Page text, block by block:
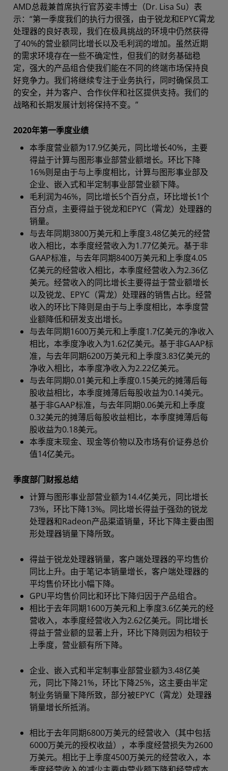
AMD总裁兼首席执行官苏姿丰博士（Dr. Lisa Su）表
示：“第一季度我们的执行力很强，由于锐龙和EPYC霄龙
处理器的良好表现，我们在极具挑战的环境中仍然获得
了40%的营业额同比增长以及毛利润的增加。虽然近期
的需求环境存在一些不确定性，但我们的财务基础稳
定，强大的产品组合使我们能在不同的终端市场保持良
好竞争力。我们将继续专注于业务执行，同时确保员工
的安全，并为客户、合作伙伴和社区提供支持。我们的
战略和长期发展计划将保持不变。”
2020年第一季度业绩
本季度营业额为17.9亿美元，同比增长40%，主要
得益于计算与图形事业部营业额增长。环比下降
16%则是由于与上季度相比，计算与图形事业部及
企业、嵌入式和半定制事业部营业额下降。
毛利润为46%，同比增长5个百分点，环比增长1个
百分点，主要得益于锐龙和EPYC（霄龙）处理器的
销量。
与去年同期3800万美元和上季度3.48亿美元的经营
收入相比，本季度经营收入为1.77亿美元。基于非
GAAP标准，与去年同期8400万美元和上季度4.05
亿美元的经营收入相比，本季度经营收入为2.36亿
美元。经营收入的同比增长主要得益于营业额增长
以及锐龙、EPYC（霄龙）处理器的销售占比。经营
收入的环比下降则是由于与上季度相比，本季度营
业额降低和研发支出增长。
与去年同期1600万美元和上季度1.7亿美元的净收入
相比，本季度净收入为1.62亿美元。基于非GAAP标
准，与去年同期6200万美元和上季度3.83亿美元的
净收入相比，本季度净收入为2.22亿美元。
与去年同期0.01美元和上季度0.15美元的摊薄后每
股收益相比，本季度摊薄后每股收益为0.14美元。
基于非GAAP标准，与去年同期0.06美元和上季度
0.32美元的摊薄后每股收益相比，本季度摊薄后每
股收益为0.18美元。
本季度末现金、现金等价物以及市场有价证券总价
值14亿美元。
季度部门财报总结
计算与图形事业部营业额为14.4亿美元，同比增长
73%，环比下降13%。同比增长得益于强劲的锐龙
处理器和Radeon产品渠道销量，环比下降主要由图
形处理器销量下降所致。
得益于锐龙处理器销量，客户端处理器的平均售价
同比上升。由于笔记本销量增长，客户端处理器的
平均售价环比小幅下降。
GPU平均售价同比和环比下降归因于产品组合。
相比于去年同期1600万美元和上季度3.6亿美元的经
营收入，本季度经营收入为2.62亿美元。同比增长
得益于营业额的显著上升，环比下降则因为相较于
上季度，营业额有所下降。
企业、嵌入式和半定制事业部营业额为3.48亿美
元，同比下降21%，环比下降25%，这主要由半定
制业务销量下降所致，部分被EPYC（霄龙）处理器
销量增长所抵消。
相比于去年同期6800万美元的经营收入（其中包括
6000万美元的授权收益），本季度经营损失为2600
万美元。相比于上季度4500万美元的经营收入，本